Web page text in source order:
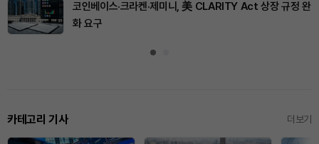
코인베이스·크라켄·제미니, 美 CLARITY Act 상장 규정 완
화 요구
카테고리 기사 더보기